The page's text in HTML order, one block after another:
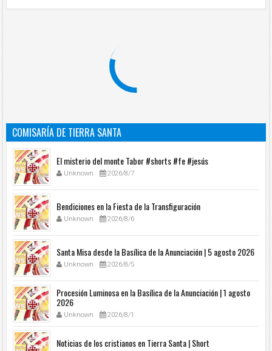
COMISARÍA DE TIERRA SANTA
El misterio del monte Tabor #shorts #fe #jesús
Unknown 2026/8/7
Bendiciones en la Fiesta de la Transfiguración
Unknown 2026/8/6
Santa Misa desde la Basílica de la Anunciación | 5 agosto 2026
Unknown 2026/8/5
Procesión Luminosa en la Basílica de la Anunciación | 1 agosto
2026
Unknown 2026/8/1
Noticias de los cristianos en Tierra Santa | Short